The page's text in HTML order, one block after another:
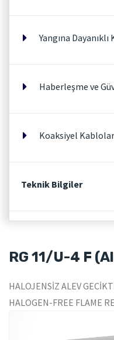
RG 11/U-4 F
HALOJENSİZ ALEV
HALOGEN-FREE FLAME
Yangına
Haberleşme ve
Koaksiyel Kablolar
Teknik Bilgiler